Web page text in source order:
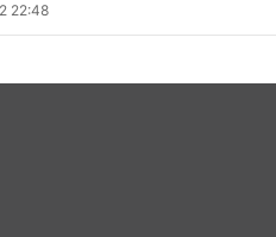
22:48